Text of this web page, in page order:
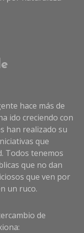
hace más de
ido creciendo con
han realizado su
que
Todos tenemos
que no dan
que ven por
un ruco.
de